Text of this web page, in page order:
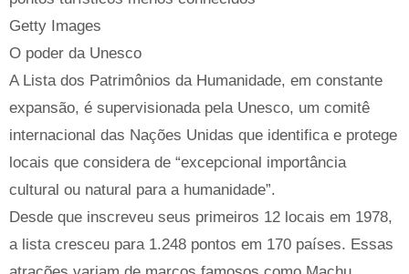
Getty Images
O poder da Unesco
A Lista dos Patrimônios da Humanidade, em constante
expansão, é supervisionada pela Unesco, um comitê
internacional das Nações Unidas que identifica e protege
locais que considera de “excepcional importância
cultural ou natural para a humanidade”.
Desde que inscreveu seus primeiros 12 locais em 1978,
a lista cresceu para 1.248 pontos em 170 países. Essas